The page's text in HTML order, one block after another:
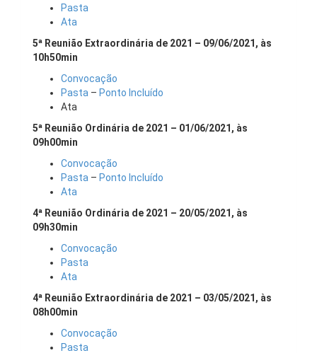
Pasta
Ata
5ª Reunião Extraordinária de 2021 – 09/06/2021, às
10h50min
Convocação
Pasta – Ponto Incluído
Ata
5ª Reunião Ordinária de 2021 – 01/06/2021, às
09h00min
Convocação
Pasta – Ponto Incluído
Ata
4ª Reunião Ordinária de 2021 – 20/05/2021, às
09h30min
Convocação
Pasta
Ata
4ª Reunião Extraordinária de 2021 – 03/05/2021, às
08h00min
Convocação
Pasta